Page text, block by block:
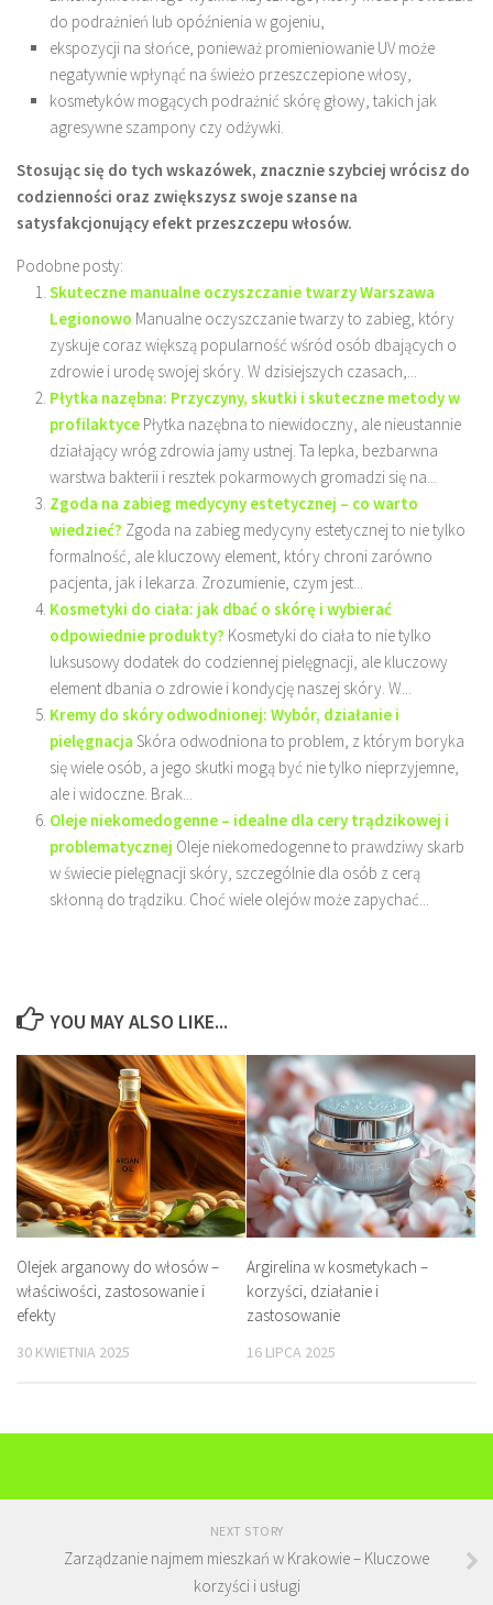
do podrażnień lub opóźnienia w gojeniu,
ekspozycji na słońce, ponieważ promieniowanie UV może
negatywnie wpłynąć na świeżo przeszczepione włosy,
kosmetyków mogących podrażnić skórę głowy, takich jak
agresywne szampony czy odżywki.
Stosując się do tych wskazówek, znacznie szybciej wrócisz do
codzienności oraz zwiększysz swoje szanse na
satysfakcjonujący efekt przeszczepu włosów.
Podobne posty:
Skuteczne manualne oczyszczanie twarzy Warszawa
Legionowo Manualne oczyszczanie twarzy to zabieg, który
zyskuje coraz większą popularność wśród osób dbających o
zdrowie i urodę swojej skóry. W dzisiejszych czasach,...
Płytka nazębna: Przyczyny, skutki i skuteczne metody w
profilaktyce Płytka nazębna to niewidoczny, ale nieustannie
działający wróg zdrowia jamy ustnej. Ta lepka, bezbarwna
warstwa bakterii i resztek pokarmowych gromadzi się na...
Zgoda na zabieg medycyny estetycznej – co warto
wiedzieć? Zgoda na zabieg medycyny estetycznej to nie tylko
formalność, ale kluczowy element, który chroni zarówno
pacjenta, jak i lekarza. Zrozumienie, czym jest...
Kosmetyki do ciała: jak dbać o skórę i wybierać
odpowiednie produkty? Kosmetyki do ciała to nie tylko
luksusowy dodatek do codziennej pielęgnacji, ale kluczowy
element dbania o zdrowie i kondycję naszej skóry. W...
Kremy do skóry odwodnionej: Wybór, działanie i
pielęgnacja Skóra odwodniona to problem, z którym boryka
się wiele osób, a jego skutki mogą być nie tylko nieprzyjemne,
ale i widoczne. Brak...
Oleje niekomedogenne – idealne dla cery trądzikowej i
problematycznej Oleje niekomedogenne to prawdziwy skarb
w świecie pielęgnacji skóry, szczególnie dla osób z cerą
skłonną do trądziku. Choć wiele olejów może zapychać...
YOU MAY ALSO LIKE...
Olejek arganowy do włosów –
właściwości, zastosowanie i
efekty
30 KWIETNIA 2025
Argirelina w kosmetykach –
korzyści, działanie i
zastosowanie
16 LIPCA 2025
NEXT STORY
Zarządzanie najmem mieszkań w Krakowie – Kluczowe
korzyści i usługi